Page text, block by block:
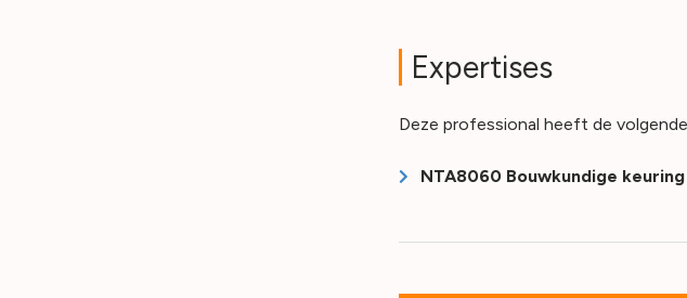
Expertises
Deze professional heeft de
NTA8060 Bouwkundige